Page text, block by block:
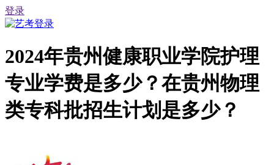
登录
2024年贵州健康职业学院护理
专业学费是多少？在贵州物理
类专科批招生计划是多少？